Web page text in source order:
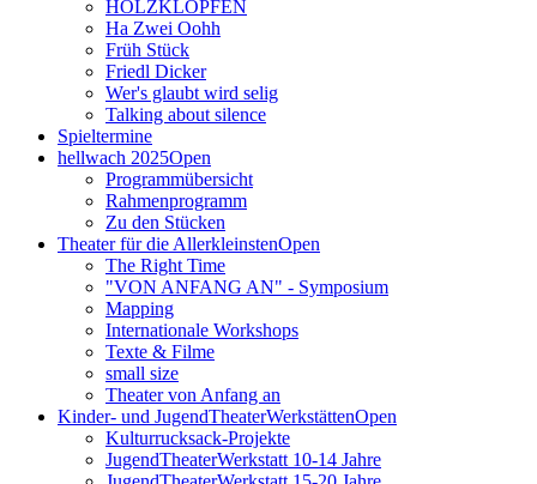
HOLZKLOPFEN
Ha Zwei Oohh
Früh Stück
Friedl Dicker
Wer's glaubt wird selig
Talking about silence
Spieltermine
hellwach 2025Open
Programmübersicht
Rahmenprogramm
Zu den Stücken
Theater für die AllerkleinstenOpen
The Right Time
"VON ANFANG AN" - Symposium
Mapping
Internationale Workshops
Texte & Filme
small size
Theater von Anfang an
Kinder- und JugendTheaterWerkstättenOpen
Kulturrucksack-Projekte
JugendTheaterWerkstatt 10-14 Jahre